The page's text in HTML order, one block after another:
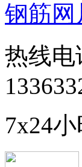
钢筋网
热线电
7x24